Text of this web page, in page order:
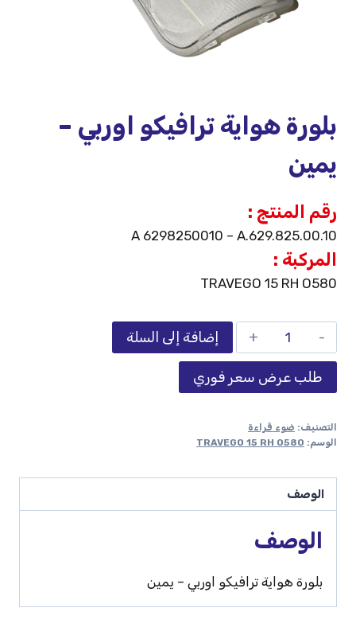
بلورة هواية ترافيكو اوربي –
يمين
رقم المنتج :
A 6298250010 – A.629.825.00.10
المركبة :
TRAVEGO 15 RH O580
إضافة إلى السلة
طلب عرض سعر فوري
التصنيف: ضوء قراءة
الوسم: TRAVEGO 15 RH 0580
الوصف
الوصف
بلورة هواية ترافيكو اوربي – يمين